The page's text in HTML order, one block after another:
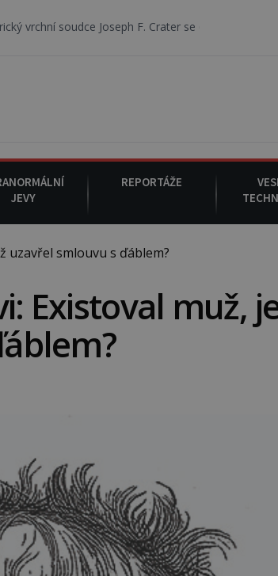
Joseph F. Crater se 6. srpna 1930 navečeří ve
JEVY
REPORTÁŽE
uzavřel smlouvu s ďáblem?
Existoval muž,